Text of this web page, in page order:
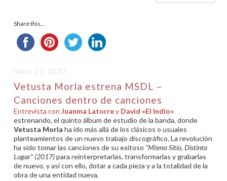
Share this...
mayo 22, 2020
Vetusta Morla estrena MSDL –
Canciones dentro de canciones
Entrevista con Juanma Latorrey David «El Indio»
estrenando, el quinto álbum de estudio de la banda, donde
Vetusta Morla ha ido más allá de los clásicos o usuales
planteamientos de un nuevo trabajo discográfico. La revolución
ha sido tomar las canciones de su exitoso “Mismo Sitio, Distinto
Lugar” (2017)para reinterpretarlas, transformarlas y grabarlas
de nuevo, y así con ello, dotar a cada pieza y a la totalidad de la
obra de una entidad nueva.